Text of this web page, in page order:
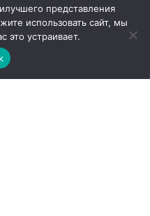
представления
использовать сайт, мы
это устраивает.